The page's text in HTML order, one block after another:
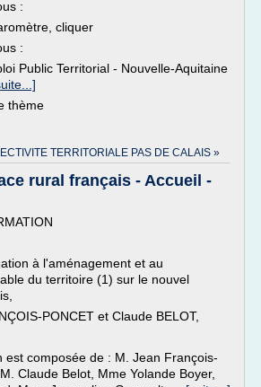
:
cliquer
:
Public Territorial - Nouvelle-Aquitaine
thème
TERRITORIALE PAS DE CALAIS »
rural français - Accueil -
à l'aménagement et au
du territoire (1) sur le nouvel
PONCET et Claude BELOT,
est composée de : M. Jean François-
Claude Belot, Mme Yolande Boyer,